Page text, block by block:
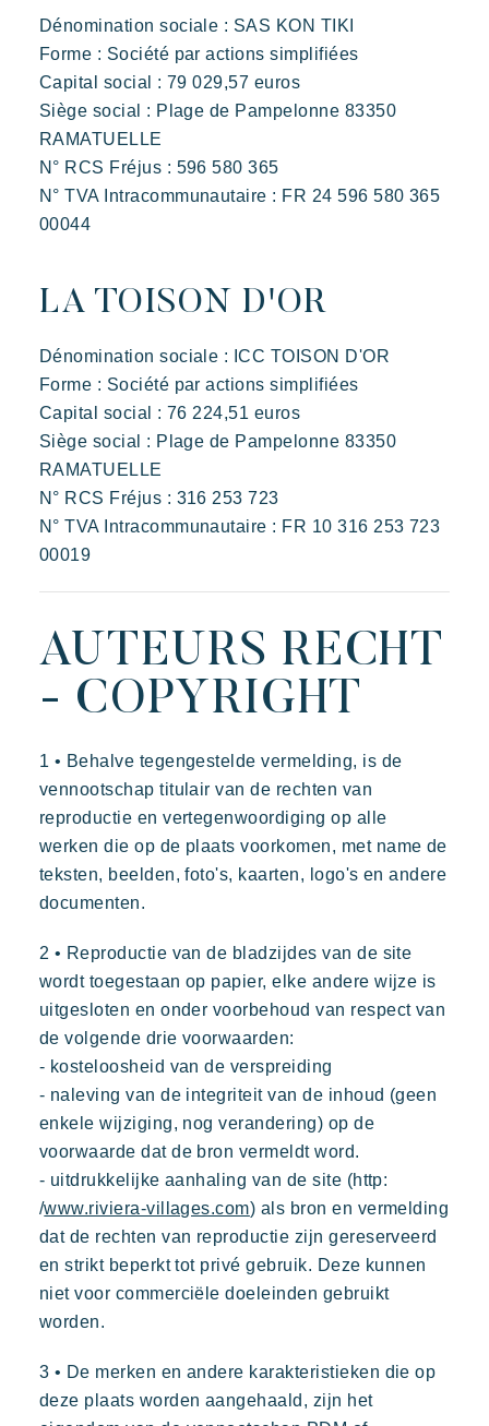
Kon Tiki
Een idyllische omgeving direct gelegen aan het beroemde
Toison d'or
Elegant Authentiek Vertrouwelijk
Een wild en kleurrijk paradijs
Dénomination sociale : SAS KON TIKI
Forme : Société par actions simplifiées
Capital social : 79 029,57 euros
Siège social : Plage de Pampelonne 83350
RAMATUELLE
N° RCS Fréjus : 596 580 365
N° TVA Intracommunautaire : FR 24 596 580 365
00044
LA TOISON D'OR
Dénomination sociale : ICC TOISON D'OR
Forme : Société par actions simplifiées
Capital social : 76 224,51 euros
Siège social : Plage de Pampelonne 83350
RAMATUELLE
N° RCS Fréjus : 316 253 723
N° TVA Intracommunautaire : FR 10 316 253 723
00019
AUTEURS RECHT
- COPYRIGHT
1 • Behalve tegengestelde vermelding, is de
vennootschap titulair van de rechten van
reproductie en vertegenwoordiging op alle
werken die op de plaats voorkomen, met name de
teksten, beelden, foto's, kaarten, logo's en andere
documenten.
2 • Reproductie van de bladzijdes van de site
wordt toegestaan op papier, elke andere wijze is
uitgesloten en onder voorbehoud van respect van
de volgende drie voorwaarden:
- kosteloosheid van de verspreiding
- naleving van de integriteit van de inhoud (geen
enkele wijziging, nog verandering) op de
voorwaarde dat de bron vermeldt word.
- uitdrukkelijke aanhaling van de site (http:
/www.riviera-villages.com) als bron en vermelding
dat de rechten van reproductie zijn gereserveerd
en strikt beperkt tot privé gebruik. Deze kunnen
niet voor commerciële doeleinden gebruikt
worden.
3 • De merken en andere karakteristieken die op
deze plaats worden aangehaald, zijn het